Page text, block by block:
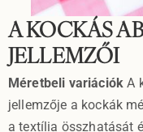
A KOCKÁS
JELLEMZŐI
Méretbeli variációkA
jellemzője a kockák
a textília összhatását